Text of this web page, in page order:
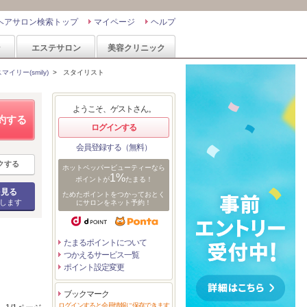
ヘルプ
マイページ
アサロン検索トップ
エステサロン 美容クリニック
イリー(smily) > スタイリスト
する
する
る
ます
ようこそ、ゲストさん。
ログインする
会員登録する（無料）
ホットペッパービューティーなら
ポイントが1%たまる！
ためたポイントをつかっておとく
にサロンをネット予約！
たまるポイントについて
つかえるサービス一覧
ポイント設定変更
ブックマーク
ログインすると会員情報に保存できます